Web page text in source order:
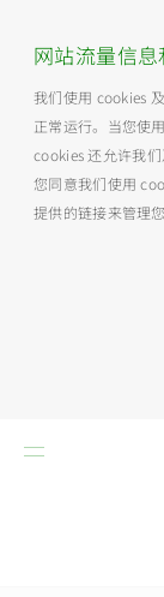
网站流量信
我们使用 cookies
正常运行。当您使
cookies 还允许我
您同意我们使用
提供的链接来管理